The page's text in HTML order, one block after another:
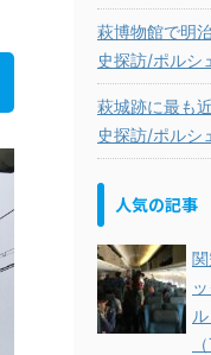
萩博物館で明
史探訪/ポルシ
萩城跡に最も
史探訪/ポルシ
人気の記事